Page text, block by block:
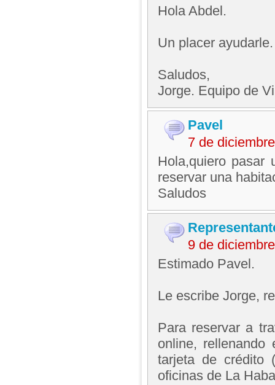
Hola Abdel.
Un placer ayudarle.
Saludos,
Jorge. Equipo de
Pavel
7 de
Hola,quiero pasar
reservar una
Saludos
9 de
Estimado Pavel.
Le escribe Jorge,
Para reservar a
online,
tarjeta de crédito
oficinas de La